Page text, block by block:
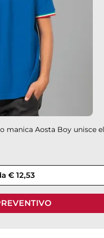
Aosta Boy unisce
€ 12,53